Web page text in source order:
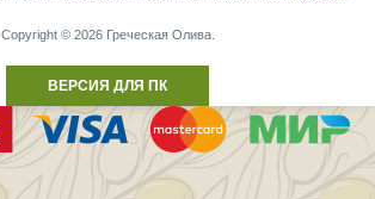
Copyright © 2026 Греческая Олива.
ВЕРСИЯ ДЛЯ ПК